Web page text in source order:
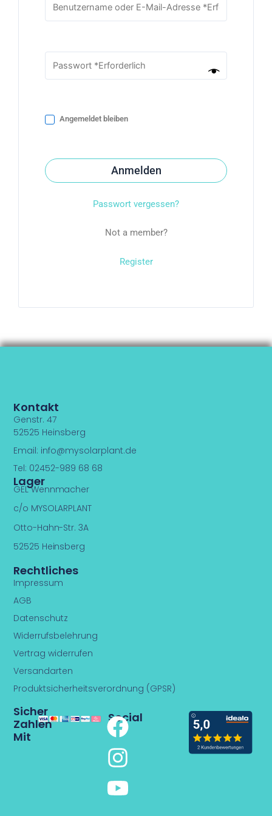
Angemeldet bleiben
Anmelden
Passwort vergessen?
Not a member?
Register
Kontakt
Genstr. 47
52525 Heinsberg
Email: info@mysolarplant.de
Tel: 02452-989 68 68
Lager
GEL Wennmacher
c/o MYSOLARPLANT
Otto-Hahn-Str. 3A
52525 Heinsberg
Rechtliches
Impressum
AGB
Datenschutz
Widerrufsbelehrung
Vertrag widerrufen
Versandarten
Produktsicherheitsverordnung (GPSR)
Sicher
Zahlen
Mit
Social
F
a
c
e
I
n
s
t
Y
o
u
t